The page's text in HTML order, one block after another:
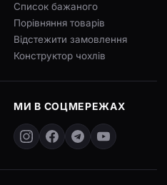
Список бажаного
Порівняння товарів
Відстежити замовлення
Конструктор чохлів
МИ В СОЦМЕРЕЖАХ